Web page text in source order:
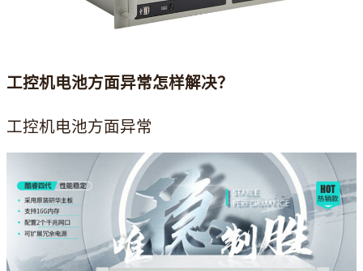
工控机电池方面异常怎样解决？
工控机电池方面异常